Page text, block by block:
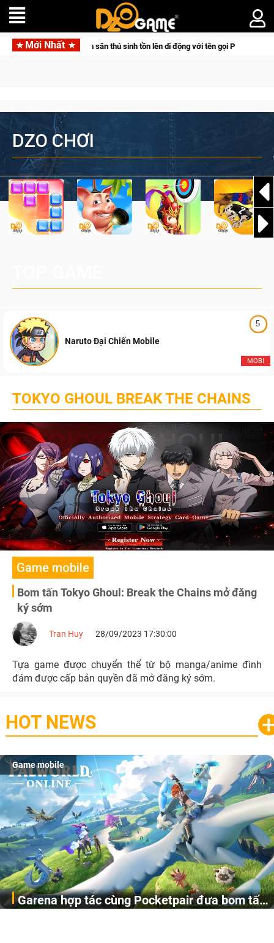
Mới Nhất
đưa bom tấn săn thú sinh tồn lên di động với tên gọi Palworld Online
DZO CHƠI
5
MOBI
Naruto Đại Chiến Mobile
TOKYO GHOUL BREAK THE CHAINS
Game mobile
Bom tấn Tokyo Ghoul: Break the Chains mở đăng
ký sớm
Tran Huy 28/09/2023 17:30:00
Tựa game được chuyển thể từ bộ manga/anime đình
đám được cấp bản quyền đã mở đăng ký sớm.
HOT NEWS
Game mobile
Garena hợp tác cùng Pocketpair đưa bom tấn